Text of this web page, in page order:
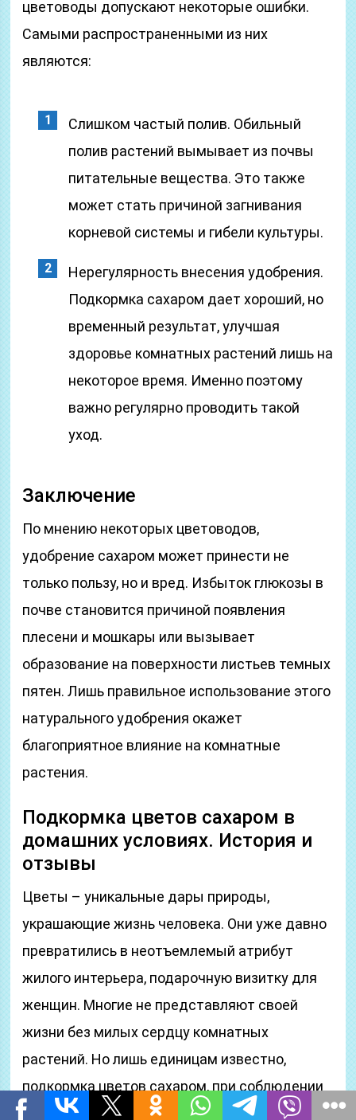
цветоводы допускают некоторые ошибки.
Самыми распространенными из них
являются:
Слишком частый полив. Обильный
полив растений вымывает из почвы
питательные вещества. Это также
может стать причиной загнивания
корневой системы и гибели культуры.
Нерегулярность внесения удобрения.
Подкормка сахаром дает хороший, но
временный результат, улучшая
здоровье комнатных растений лишь на
некоторое время. Именно поэтому
важно регулярно проводить такой
уход.
Заключение
По мнению некоторых цветоводов,
удобрение сахаром может принести не
только пользу, но и вред. Избыток глюкозы в
почве становится причиной появления
плесени и мошкары или вызывает
образование на поверхности листьев темных
пятен. Лишь правильное использование этого
натурального удобрения окажет
благоприятное влияние на комнатные
растения.
Подкормка цветов сахаром в
домашних условиях. История и
отзывы
Цветы – уникальные дары природы,
украшающие жизнь человека. Они уже давно
превратились в неотъемлемый атрибут
жилого интерьера, подарочную визитку для
женщин. Многие не представляют своей
жизни без милых сердцу комнатных
растений. Но лишь единицам известно,
подкормка цветов сахаром, при соблюдении
правильных пропорций, позволит